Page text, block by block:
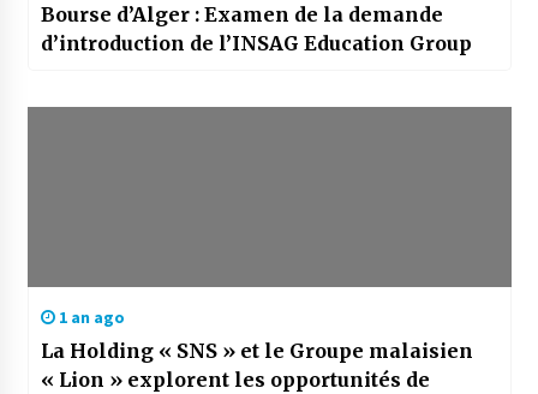
Bourse d’Alger : Examen de la demande
d’introduction de l’INSAG Education Group
1 an ago
La Holding « SNS » et le Groupe malaisien
« Lion » explorent les opportunités de